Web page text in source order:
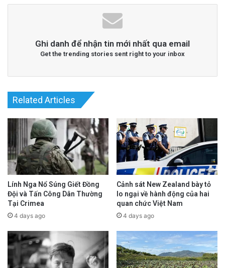
Ghi danh để nhận tin mới nhất qua email
Get the trending stories sent right to your inbox
Related Articles
Lính Nga Nổ Súng Giết Đồng
Đội và Tấn Công Dân Thường
Tại Crimea
4 days ago
Cảnh sát New Zealand bày tỏ
lo ngại về hành động của hai
quan chức Việt Nam
4 days ago